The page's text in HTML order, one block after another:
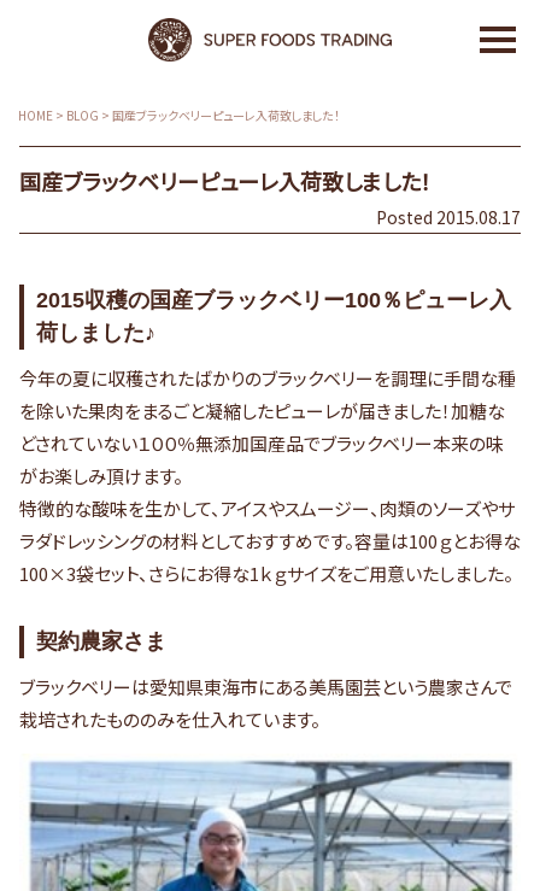
HOME > BLOG > 国産ブラックベリーピューレ入荷致しました！
国産ブラックベリーピューレ入荷致しました！
Posted 2015.08.17
2015収穫の国産ブラックベリー100％ピューレ入
荷しました♪
今年の夏に収穫されたばかりのブラックベリーを調理に手間な種
を除いた果肉をまるごと凝縮したピューレが届きました！加糖な
どされていない１００％無添加国産品でブラックベリー本来の味
がお楽しみ頂けます。
特徴的な酸味を生かして、アイスやスムージー、肉類のソーズやサ
ラダドレッシングの材料としておすすめです。容量は100ｇとお得な
100×3袋セット、さらにお得な1ｋｇサイズをご用意いたしました。
契約農家さま
ブラックベリーは愛知県東海市にある美馬園芸という農家さんで
栽培されたもののみを仕入れています。